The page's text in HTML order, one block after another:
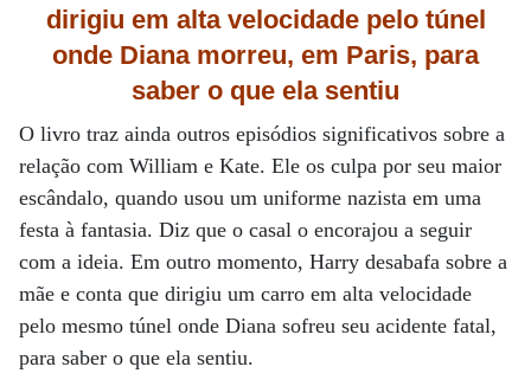
dirigiu em alta velocidade pelo túnel
onde Diana morreu, em Paris, para
saber o que ela sentiu
O livro traz ainda outros episódios significativos sobre a
relação com William e Kate. Ele os culpa por seu maior
escândalo, quando usou um uniforme nazista em uma
festa à fantasia. Diz que o casal o encorajou a seguir
com a ideia. Em outro momento, Harry desabafa sobre a
mãe e conta que dirigiu um carro em alta velocidade
pelo mesmo túnel onde Diana sofreu seu acidente fatal,
para saber o que ela sentiu.